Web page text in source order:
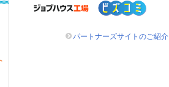
パートナーズサイトのご紹介